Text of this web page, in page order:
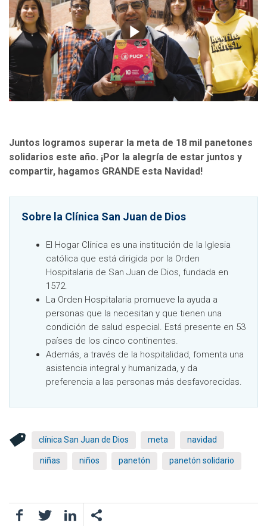
Juntos logramos superar la meta de 18 mil panetones
solidarios este año. ¡Por la alegría de estar juntos y
compartir, hagamos GRANDE esta Navidad!
Sobre la Clínica San Juan de Dios
El Hogar Clínica es una institución de la Iglesia
católica que está dirigida por la Orden
Hospitalaria de San Juan de Dios, fundada en
1572.
La Orden Hospitalaria promueve la ayuda a
personas que la necesitan y que tienen una
condición de salud especial. Está presente en 53
países de los cinco continentes.
Además, a través de la hospitalidad, fomenta una
asistencia integral y humanizada, y da
preferencia a las personas más desfavorecidas.
clínica San Juan de Dios meta navidad
niñas niños panetón panetón solidario
FacebookTwitter LinkedIn